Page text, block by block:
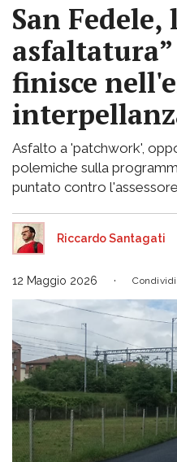
San Fedele,
finisce
Asfalto a 'patchwork',
polemiche sulla
puntato contro
Riccardo Santagati
12 Maggio 2026 Condividi